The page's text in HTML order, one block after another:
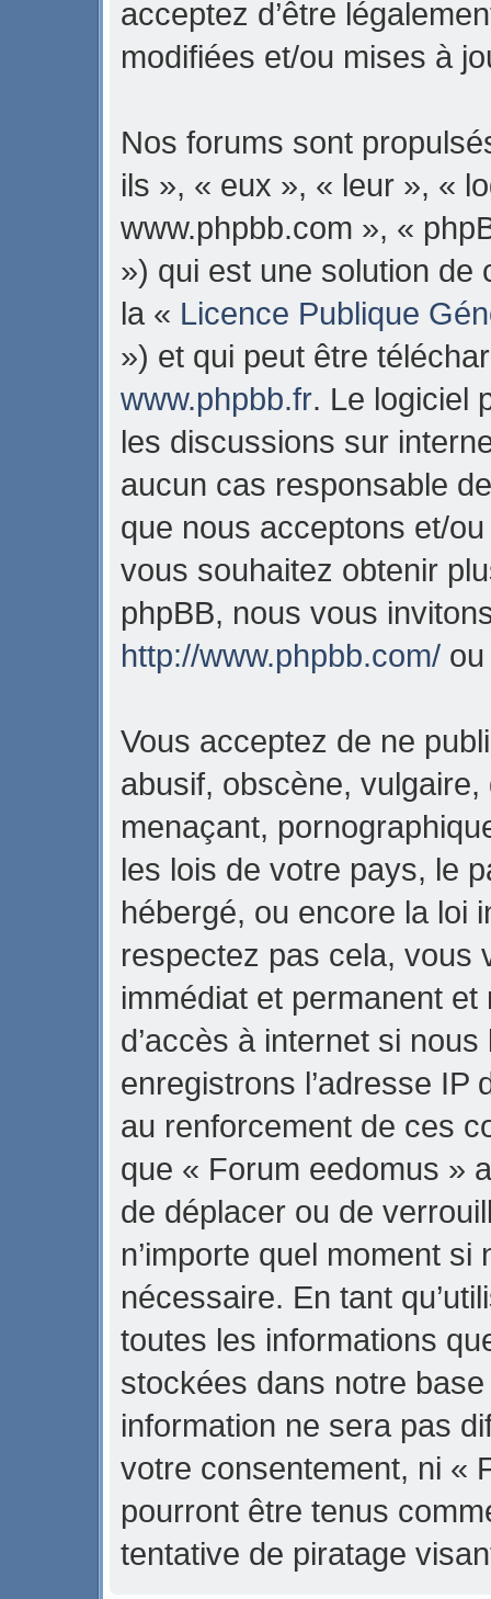
acceptez d’être
modifiées et/ou mises à
Nos forums sont
ils », « eux », « leur », «
www.phpbb.com », «
») qui est une solution de
la « Licence Publique
») et qui peut être
www.phpbb.fr. Le logiciel
les discussions sur
aucun cas responsable
que nous acceptons et/
vous souhaitez obtenir
phpBB, nous vous
http://www.phpbb.com/
Vous acceptez de ne
abusif, obscène,
menaçant,
les lois de votre pays, le
hébergé, ou encore la loi
respectez pas cela, vous
immédiat et permanent
d’accès à internet si
enregistrons l’adresse IP
au renforcement de ces
que « Forum eedomus »
de déplacer ou de
n’importe quel moment
nécessaire. En tant
toutes les informations
stockées dans notre
information ne sera pas
votre consentement, ni «
pourront être tenus
tentative de piratage